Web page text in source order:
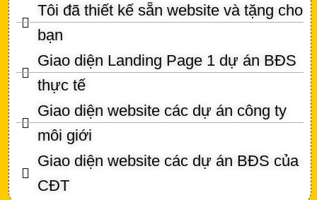
Tôi đã thiết kế sẵn website và tặng cho
bạn
Giao diện Landing Page 1 dự án BĐS
thực tế
Giao diện website các dự án công ty
môi giới
Giao diện website các dự án BĐS của
CĐT